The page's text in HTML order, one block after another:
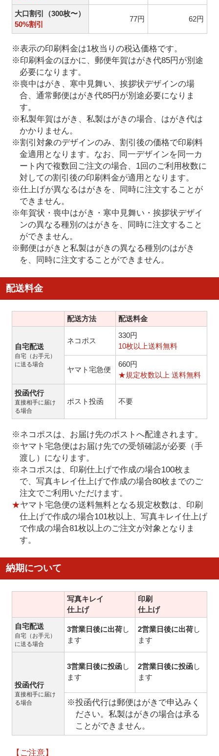
大口割引（300枚〜）
50%割引
77円 62円
※表示の印刷料金は1枚当りの税込価格です。
※印刷料金のほかに、郵便年賀はがき代85円が別途
必要になります。
※喪中はがき、寒中見舞い、挨拶状デザインの場
合、通常郵便はがき代85円が別途必要になりま
す。
※私製年賀はがき、私製はがきの場合、はがき代は
かかりません。
※割引対象のデザインのみ、割引後の価格で印刷料
金適用となります。なお、同一デザインを同一カ
ート内で複数回ご注文の場合、1回のご利用枚数に
対しての割引後の印刷料金が適用となります。
※仕上げが異なるはがきを、同時に注文することが
できません。
※年賀状・喪中はがき・寒中見舞い・挨拶状デザイ
ンの異なる種別のはがきを、同時に注文すること
ができません。
※郵便はがきと私製はがきの異なる種別のはがき
を、同時に注文することができません。
配送料金
配送方法 配送料金
自宅配送
自宅（お手元）
に送る場合
ネコポス
330円
10枚以上送料無料
ヤマト宅急便
660円
★規定枚数以上 送料無料
投函代行
直接相手に届け
る場合
ポスト投函 不要
※ネコポスは、お届け先のポストへ配達されます。
※ヤマト宅急便はお届け先での受領確認が必要（手
渡し）になります。
※ネコポスは、印刷仕上げで作成の場合100枚ま
で、写真キレイ仕上げで作成の場合80枚までのご
注文でご利用いただけます。
★ヤマト宅急便の送料無料となる規定枚数は、印刷
仕上げで作成の場合101枚以上、写真キレイ仕上げ
で作成の場合81枚以上のご注文が対象となりま
す。
納期について
写真キレイ
仕上げ
印刷
仕上げ
自宅配送
自宅（お手元）
に送る場合
3営業日後に出荷し
ます
2営業日後に出荷し
ます
投函代行
直接相手に届け
る場合
3営業日後に投函し
ます
2営業日後に投函し
ます
※投函代行は郵便はがきで申込みく
ださい。私製はがきの場合は承る
ことができません。
【ご注意】